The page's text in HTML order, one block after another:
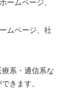
ームページ、
ムページ、社
系・通信系な
きます。